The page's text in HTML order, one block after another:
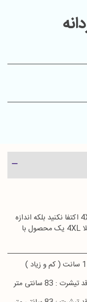
√ برای انتخاب سایز صرفا به کلماتی مانند 4XL اکتفا نکنید بلکه اندازه
های زیر را مشاهده کنید. چرا که اندازه ی مثلا 4XL یک محصول با